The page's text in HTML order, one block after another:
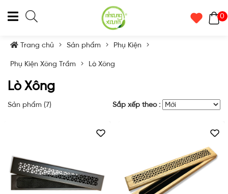
0
Trang chủ Sản phẩm Phụ Kiện
Phụ Kiện Xông Trầm Lò Xông
Lò Xông
Sản phẩm (7) Sắp xếp theo :